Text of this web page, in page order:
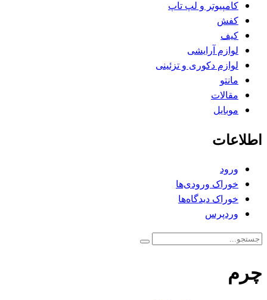
کامپیوتر و لپ تاپ
کفش
کیف
لوازم آرایشی
لوازم دکوری و تزئینی
مانتو
مقالات
موبایل
اطلاعات
ورود
خوراک ورودی‌ها
خوراک دیدگاه‌ها
وردپرس
چرم